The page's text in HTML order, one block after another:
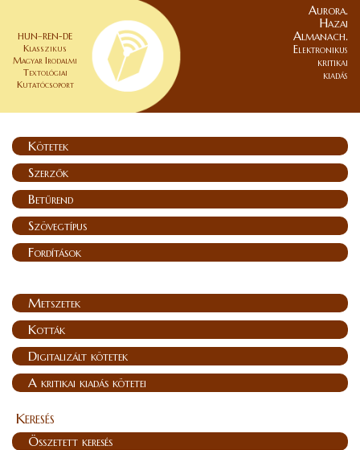
HUN–REN-DE
Klasszikus
Magyar Irodalmi
Textológiai
Kutatócsoport
Aurora.
Hazai
Almanach.
Elektronikus
kritikai
kiadás
Kötetek
Szerzők
Betűrend
Szövegtípus
Fordítások
Metszetek
Kották
Digitalizált kötetek
A kritikai kiadás kötetei
Keresés
Összetett keresés